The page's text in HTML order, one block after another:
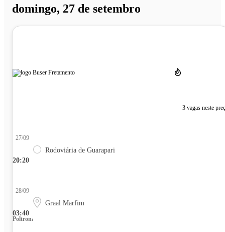
domingo, 27 de setembro
3 vagas neste
20:20
27/09
Rodoviária de Guarapari
03:40
28/09
Graal Marfim
Poltrona